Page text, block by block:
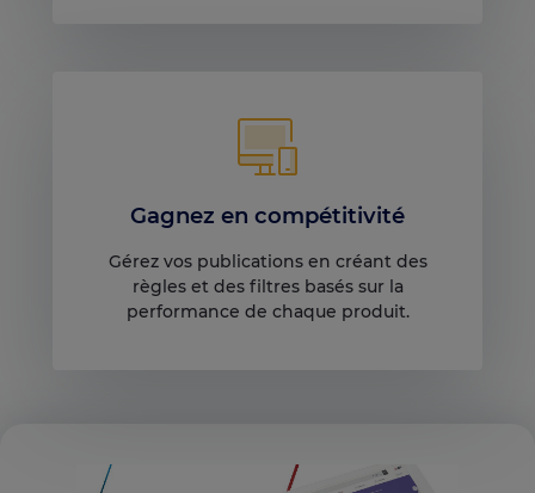
Gagnez en compétitivité
Gérez vos publications en créant des
règles et des filtres basés sur la
performance de chaque produit.